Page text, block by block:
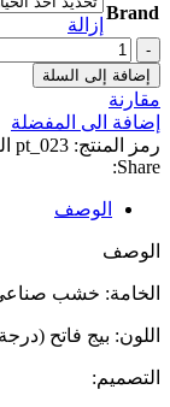
Brand
إزالة
كمية
ترابيزة
مربعة
بتصميم
كلاسيكي
أنيق
لكل
إضافة إلى السلة
مقارنة
إضافة الى المفضلة
رمز المنتج: pt_023
Share:
الوصف
الوصف
الخامة: خشب صناعي
اللون: بيج فاتح
التصميم: